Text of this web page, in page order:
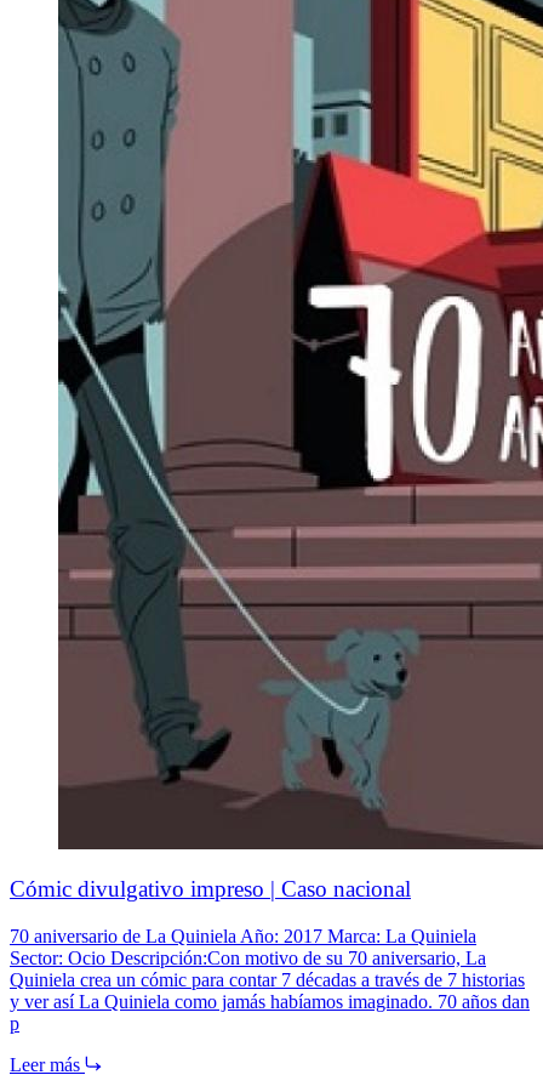
Cómic divulgativo impreso | Caso nacional
70 aniversario de La Quiniela Año: 2017 Marca: La Quiniela
Sector: Ocio Descripción:Con motivo de su 70 aniversario, La
Quiniela crea un cómic para contar 7 décadas a través de 7 historias
y ver así La Quiniela como jamás habíamos imaginado. 70 años dan
p
Leer más